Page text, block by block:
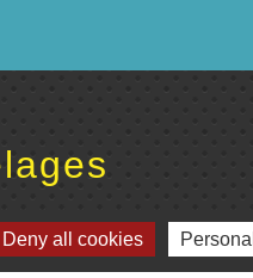
de jumelage de Gençay
all cookies